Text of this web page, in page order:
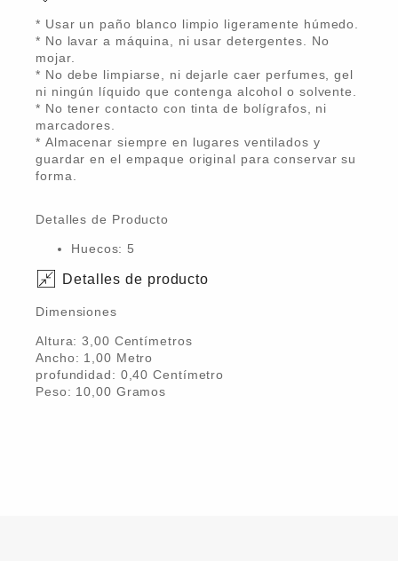
* Usar un paño blanco limpio ligeramente húmedo.
* No lavar a máquina, ni usar detergentes. No
mojar.
* No debe limpiarse, ni dejarle caer perfumes, gel
ni ningún líquido que contenga alcohol o solvente.
* No tener contacto con tinta de bolígrafos, ni
marcadores.
* Almacenar siempre en lugares ventilados y
guardar en el empaque original para conservar su
forma.
Detalles de Producto
Huecos: 5
Detalles de producto
Dimensiones
Altura:3,00 Centímetros
Ancho: 1,00 Metro
profundidad: 0,40 Centímetro
Peso: 10,00 Gramos